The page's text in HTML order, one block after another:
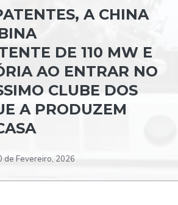
A CHINA
DE 110 MW E
AO ENTRAR NO
CLUBE DOS
A PRODUZEM
de Fevereiro, 2026